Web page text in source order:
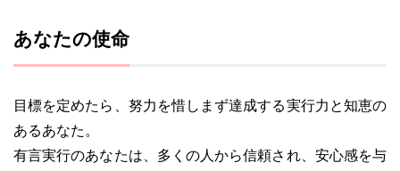
あなたの使命
目標を定めたら、努力を惜しまず達成する実行力と知恵の
あるあなた。
有言実行のあなたは、多くの人から信頼され、安心感を与